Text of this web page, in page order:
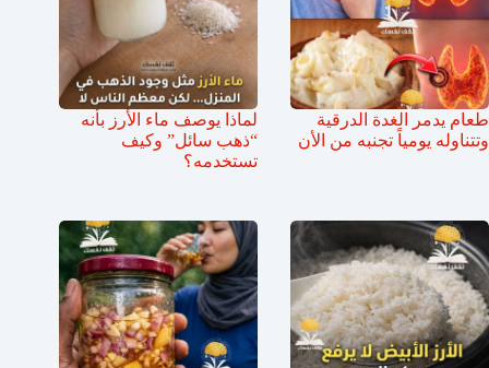
طعام يدمر الغدة الدرقية
وتتناوله يومياً تجنبه من الأن
لماذا يوصف ماء الأرز بأنه
“ذهب سائل” وكيف
تستخدمه؟